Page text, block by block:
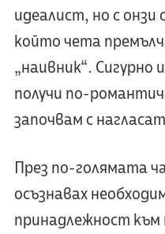
идеалист, но с онзи
който чета
„наивник“.
получи по-
започвам с
През по-голямата
осъзнавах
принадлежност към